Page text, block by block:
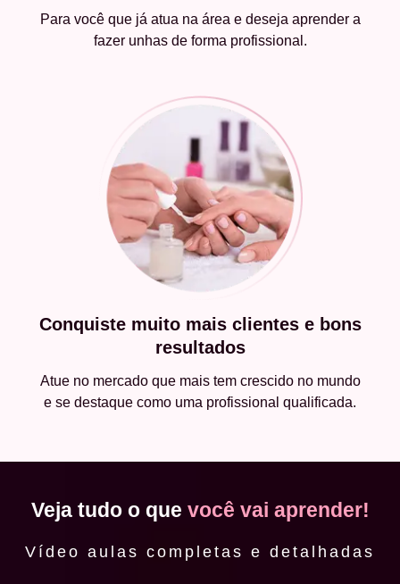
Para você que já atua na área e deseja aprender a
fazer unhas de forma profissional.
Conquiste muito mais clientes e bons
resultados
Atue no mercado que mais tem crescido no mundo
e se destaque como uma profissional qualificada.
Veja tudo o que você vai aprender!
Vídeo aulas completas e detalhadas